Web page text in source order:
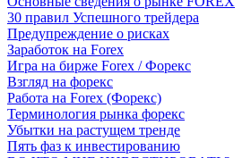
30 правил Успешного трейдера
Предупреждение о рисках
Заработок на Forex
Игра на бирже Forex / Форекс
Взгляд на форекс
Работа на Forex (Форекс)
Терминология рынка форекс
Убытки на растущем тренде
Пять фаз к инвестированию